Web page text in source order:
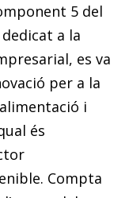
5 del
a la
es va
per a la
i
és
Compta